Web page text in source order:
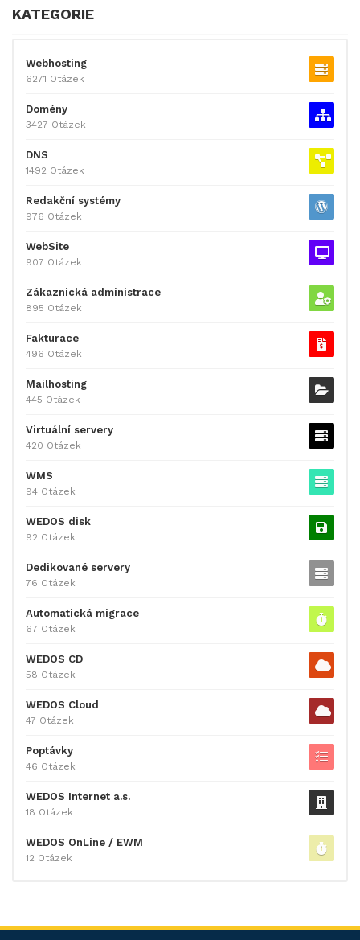
KATEGORIE
Webhosting
6271 Otázek
Domény
3427 Otázek
DNS
1492 Otázek
Redakční systémy
976 Otázek
WebSite
907 Otázek
Zákaznická administrace
895 Otázek
Fakturace
496 Otázek
Mailhosting
445 Otázek
Virtuální servery
420 Otázek
WMS
94 Otázek
WEDOS disk
92 Otázek
Dedikované servery
76 Otázek
Automatická migrace
67 Otázek
WEDOS CD
58 Otázek
WEDOS Cloud
47 Otázek
Poptávky
46 Otázek
WEDOS Internet a.s.
18 Otázek
WEDOS OnLine / EWM
12 Otázek